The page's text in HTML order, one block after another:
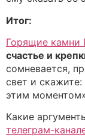
Итог:
Горящие
счастье и
сомневается,
свет и
этим
Какие
телеграм-